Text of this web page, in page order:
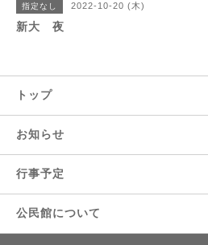
指定なし 2022-10-20 (木)
新大 夜
トップ
お知らせ
行事予定
公民館について